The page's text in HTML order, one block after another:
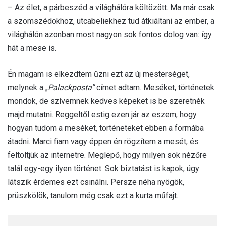
– Az élet, a párbeszéd a világhálóra költözött. Ma már csak
a szomszédokhoz, utcabeliekhez tud átkiáltani az ember, a
világhálón azonban most nagyon sok fontos dolog van: így
hát a mese is.
Én magam is elkezdtem űzni ezt az új mesterséget,
melynek a „Palackposta”címet adtam. Meséket, történetek
mondok, de szívemnek kedves képeket is be szeretnék
majd mutatni. Reggeltől estig ezen jár az eszem, hogy
hogyan tudom a meséket, történeteket ebben a formába
átadni. Marci fiam vagy éppen én rögzítem a mesét, és
feltöltjük az internetre. Meglepő, hogy milyen sok nézőre
talál egy-egy ilyen történet. Sok biztatást is kapok, úgy
látszik érdemes ezt csinálni. Persze néha nyögök,
prüszkölök, tanulom még csak ezt a kurta műfajt.